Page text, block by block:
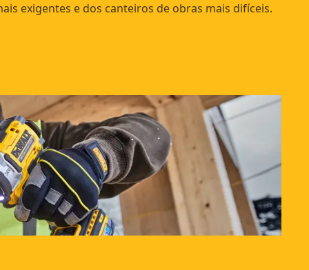
exigentes e dos canteiros de obras mais difíceis.